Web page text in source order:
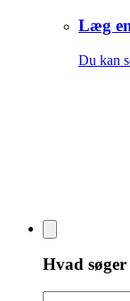
Læg
Du kan
Hvad